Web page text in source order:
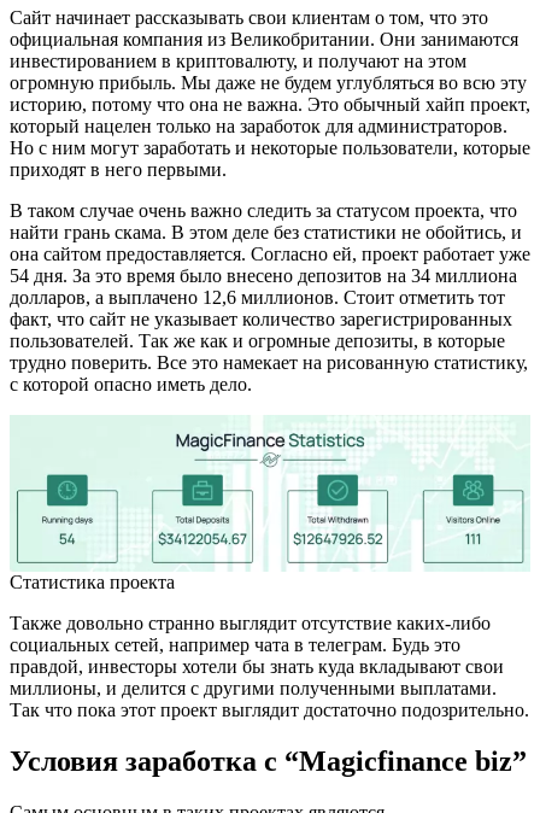
Сайт начинает рассказывать свои клиентам о том, что это
официальная компания из Великобритании. Они занимаются
инвестированием в криптовалюту, и получают на этом
огромную прибыль. Мы даже не будем углубляться во всю эту
историю, потому что она не важна. Это обычный хайп проект,
который нацелен только на заработок для администраторов.
Но с ним могут заработать и некоторые пользователи, которые
приходят в него первыми.
В таком случае очень важно следить за статусом проекта, что
найти грань скама. В этом деле без статистики не обойтись, и
она сайтом предоставляется. Согласно ей, проект работает уже
54 дня. За это время было внесено депозитов на 34 миллиона
долларов, а выплачено 12,6 миллионов. Стоит отметить тот
факт, что сайт не указывает количество зарегистрированных
пользователей. Так же как и огромные депозиты, в которые
трудно поверить. Все это намекает на рисованную статистику,
с которой опасно иметь дело.
Статистика проекта
Также довольно странно выглядит отсутствие каких-либо
социальных сетей, например чата в телеграм. Будь это
правдой, инвесторы хотели бы знать куда вкладывают свои
миллионы, и делится с другими полученными выплатами.
Так что пока этот проект выглядит достаточно подозрительно.
Условия заработка с “Magicfinance biz”